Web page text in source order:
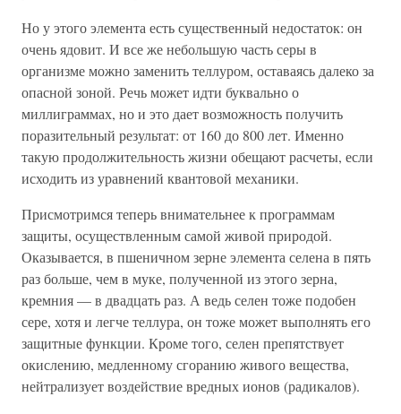
Но у этого элемента есть существенный недостаток: он
очень ядовит. И все же небольшую часть серы в
организме можно заменить теллуром, оставаясь далеко за
опасной зоной. Речь может идти буквально о
миллиграммах, но и это дает возможность получить
поразительный результат: от 160 до 800 лет. Именно
такую продолжительность жизни обещают расчеты, если
исходить из уравнений квантовой механики.
Присмотримся теперь внимательнее к программам
защиты, осуществленным самой живой природой.
Оказывается, в пшеничном зерне элемента селена в пять
раз больше, чем в муке, полученной из этого зерна,
кремния — в двадцать раз. А ведь селен тоже подобен
сере, хотя и легче теллура, он тоже может выполнять его
защитные функции. Кроме того, селен препятствует
окислению, медленному сгоранию живого вещества,
нейтрализует воздействие вредных ионов (радикалов).